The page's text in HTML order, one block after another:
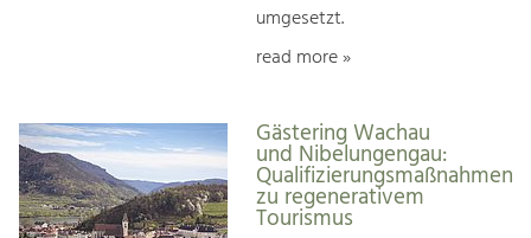
umgesetzt.
read more »
Gästering Wachau
und Nibelungengau:
Qualifizierungsmaßnahmen
zu regenerativem
Tourismus